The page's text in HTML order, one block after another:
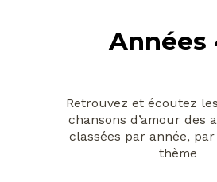
Années
Retrouvez et écoutez
chansons d’amour des
classées par année,
thème